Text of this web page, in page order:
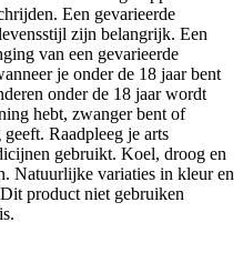
Een gevarieerde
zijn belangrijk. Een
van een gevarieerde
je onder de 18 jaar bent
onder de 18 jaar wordt
hebt, zwanger bent of
Raadpleeg je arts
gebruikt. Koel, droog en
Natuurlijke variaties in kleur en
product niet gebruiken